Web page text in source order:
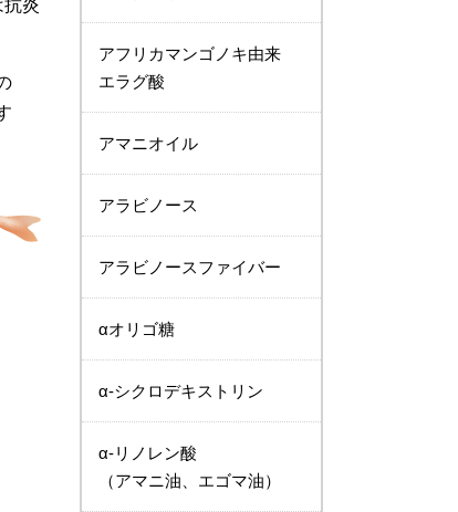
抗炎
アフリカマンゴノキ由来
エラグ酸
アマニオイル
アラビノース
アラビノースファイバー
αオリゴ糖
α-シクロデキストリン
α-リノレン酸
（アマニ油、エゴマ油）